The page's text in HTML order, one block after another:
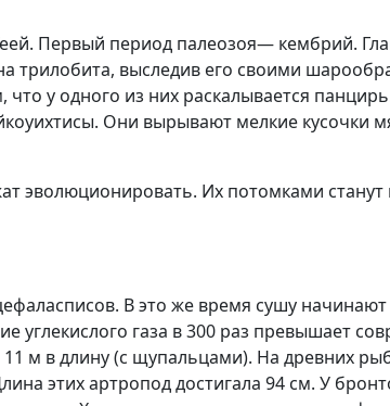
Первый период палеозоя— кембрий.
трилобита, выследив его своими
у одного из них раскалывается
Они вырывают мелкие кусочки
эволюционировать. Их потомками
В это же время сушу
углекислого газа в 300 раз превышает
м в длину (с щупальцами). На древних
этих артропод достигала 94 см. У